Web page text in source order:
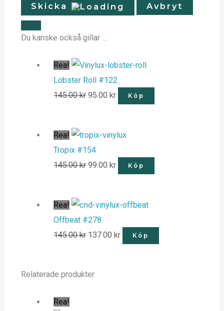
Skicka Avbryt
Du kanske också gillar …
Rea!
Lobster Roll #122
145.00kr 95.00 kr Köp
Rea!
Tropix #154
145.00kr 99.00 kr Köp
Rea!
Offbeat #278
145.00kr 137.00 kr Köp
Relaterade produkter
Rea!